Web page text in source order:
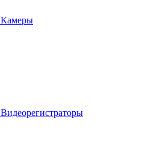
Камеры
Видеорегистраторы